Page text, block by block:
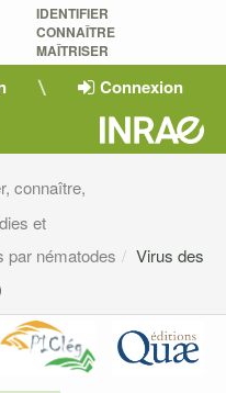
IDENTIFIER
CONNAÎTRE
MAÎTRISER
Connexion
connaître,
et
par nématodes
Virus des